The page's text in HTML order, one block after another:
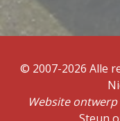
© 2007-2026 Alle
Website